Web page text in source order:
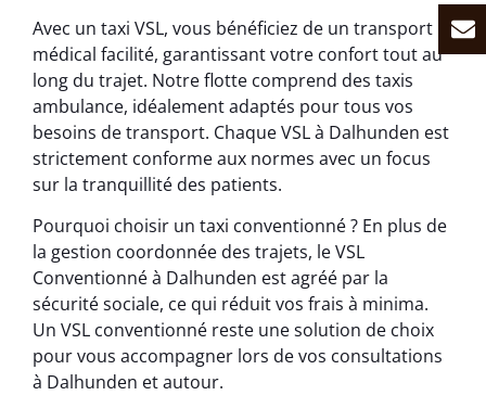
Avec un taxi VSL, vous bénéficiez de un transport
médical facilité, garantissant votre confort tout au
long du trajet. Notre flotte comprend des taxis
ambulance, idéalement adaptés pour tous vos
besoins de transport. Chaque VSL à Dalhunden est
strictement conforme aux normes avec un focus
sur la tranquillité des patients.
Pourquoi choisir un taxi conventionné ? En plus de
la gestion coordonnée des trajets, le VSL
Conventionné à Dalhunden est agréé par la
sécurité sociale, ce qui réduit vos frais à minima.
Un VSL conventionné reste une solution de choix
pour vous accompagner lors de vos consultations
à Dalhunden et autour.